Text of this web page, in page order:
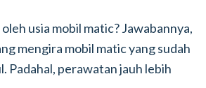
usia mobil matic? Jawabannya,
mengira mobil matic yang sudah
Padahal, perawatan jauh lebih